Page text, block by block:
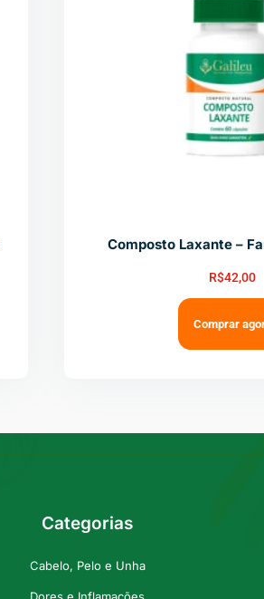
Composto Laxante –
R$42,00
Comprar
Categorias
Cabelo, Pelo e Unha
Dores e Inflamações